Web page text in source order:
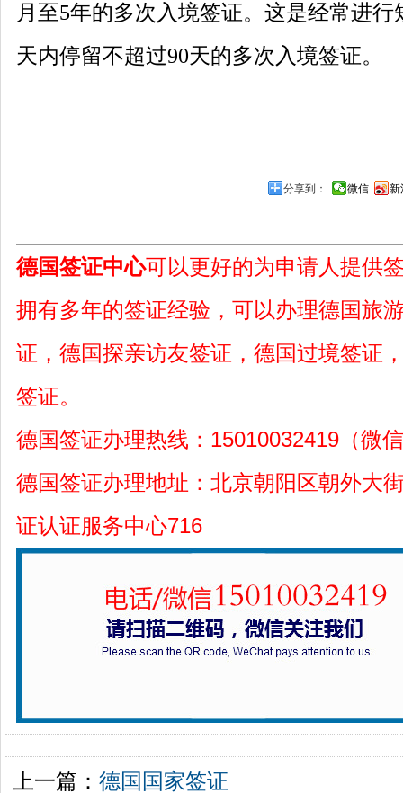
月至5年的多次入境签证。这是经常进行
天内停留不超过90天的多次入境签证。
分享到： 微信 新
德国签证中心可以更好的为申请人提供
拥有多年的签证经验，可以办理德国旅
证，德国探亲访友签证，德国过境签证
签证。
德国签证办理热线：15010032419（微
德国签证办理地址：北京朝阳区朝外大
证认证服务中心716
上一篇： 德国国家签证